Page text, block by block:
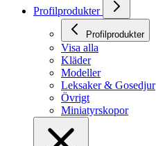
Profilprodukter
Profilprodukter
Visa alla
Kläder
Modeller
Leksaker & Gosedjur
Övrigt
Miniatyrskopor